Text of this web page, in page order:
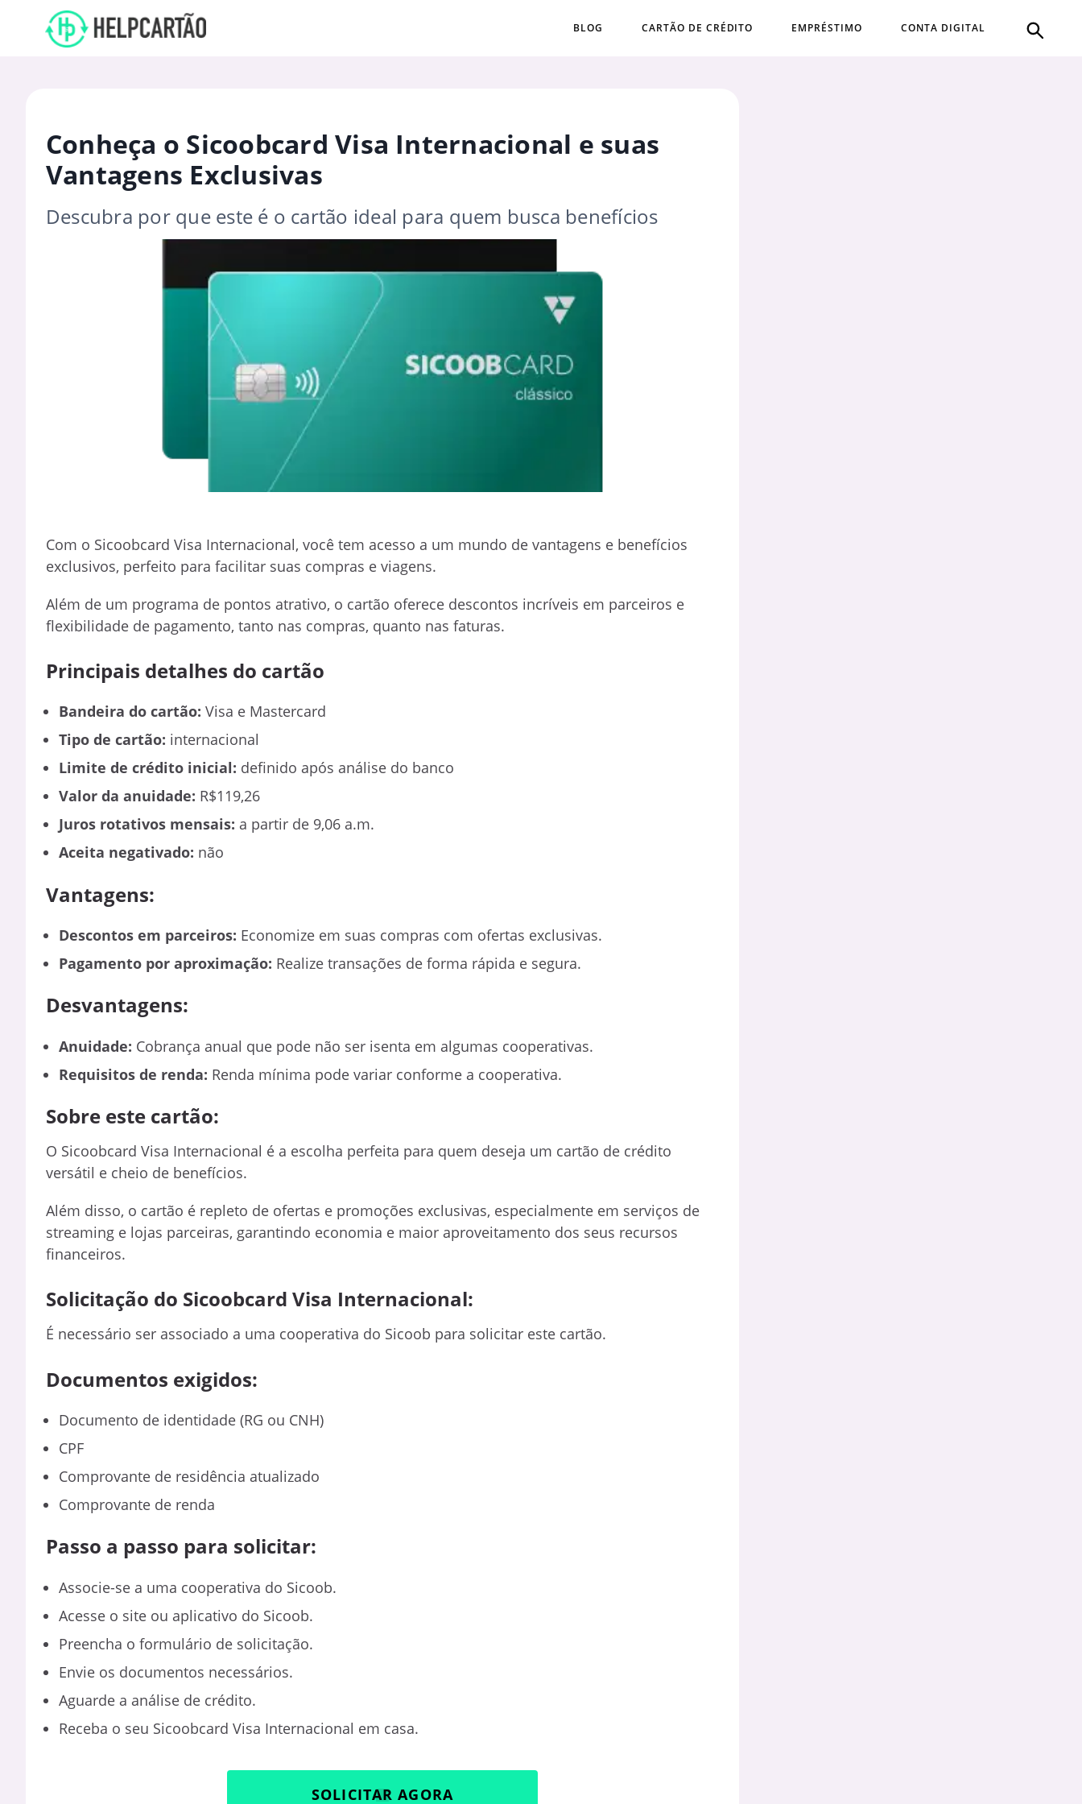
BLOG CARTÃO DE CRÉDITO EMPRÉSTIMO CONTA DIGITAL
Conheça o Sicoobcard Visa Internacional e suas
Vantagens Exclusivas
Descubra por que este é o cartão ideal para quem busca benefícios
Com o Sicoobcard Visa Internacional, você tem acesso a um mundo de vantagens e benefícios
exclusivos, perfeito para facilitar suas compras e viagens.
Além de um programa de pontos atrativo, o cartão oferece descontos incríveis em parceiros e
flexibilidade de pagamento, tanto nas compras, quanto nas faturas.
Principais detalhes do cartão
Bandeira do cartão: Visa e Mastercard
Tipo de cartão: internacional
Limite de crédito inicial: definido após análise do banco
Valor da anuidade: R$119,26
Juros rotativos mensais: a partir de 9,06 a.m.
Aceita negativado: não
Vantagens:
Descontos em parceiros: Economize em suas compras com ofertas exclusivas.
Pagamento por aproximação: Realize transações de forma rápida e segura.
Desvantagens:
Anuidade: Cobrança anual que pode não ser isenta em algumas cooperativas.
Requisitos de renda: Renda mínima pode variar conforme a cooperativa.
Sobre este cartão:
O Sicoobcard Visa Internacional é a escolha perfeita para quem deseja um cartão de crédito
versátil e cheio de benefícios.
Além disso, o cartão é repleto de ofertas e promoções exclusivas, especialmente em serviços de
streaming e lojas parceiras, garantindo economia e maior aproveitamento dos seus recursos
financeiros.
Solicitação do Sicoobcard Visa Internacional:
É necessário ser associado a uma cooperativa do Sicoob para solicitar este cartão.
Documentos exigidos:
Documento de identidade (RG ou CNH)
CPF
Comprovante de residência atualizado
Comprovante de renda
Passo a passo para solicitar:
Associe-se a uma cooperativa do Sicoob.
Acesse o site ou aplicativo do Sicoob.
Preencha o formulário de solicitação.
Envie os documentos necessários.
Aguarde a análise de crédito.
Receba o seu Sicoobcard Visa Internacional em casa.
SOLICITAR AGORA